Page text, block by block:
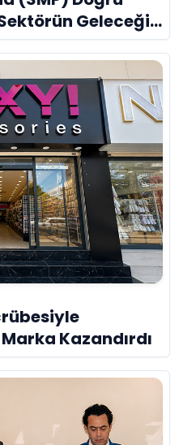
WhatsApp
çekileceği
dışı bir sergi “Mühür”